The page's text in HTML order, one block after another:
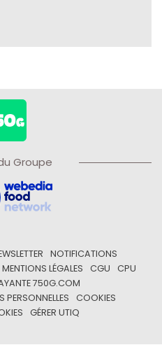
Groupe
NOTIFICATIONS
MENTIONS LÉGALES CGU
CPU
750G.COM
PERSONNELLES
COOKIES
GÉRER UTIQ